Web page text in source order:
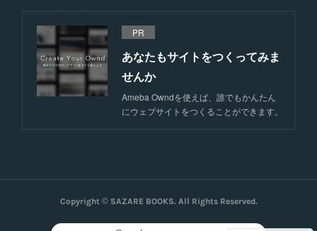
PR
あなたもサイトをつくってみま
せんか
Ameba Owndを使えば、誰でもかんたん
にウェブサイトをつくることができます。
Copyright © SAZARE BOOKS. All Rights Reserved.